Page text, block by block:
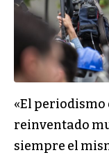
«El periodismo
reinventado
siempre el